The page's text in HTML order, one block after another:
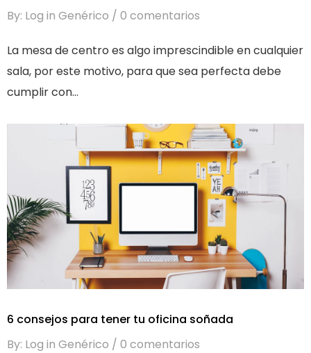
By: Log in Genérico
0 comentarios
La mesa de centro es algo imprescindible en cualquier
sala, por este motivo, para que sea perfecta debe
cumplir con...
6 consejos para tener tu oficina soñada
By: Log in Genérico
0 comentarios